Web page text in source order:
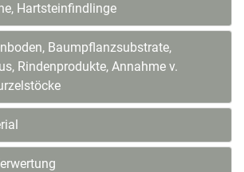
Hartsteinfindlinge
Baumpflanzsubstrate,
Rindenprodukte, Annahme v.